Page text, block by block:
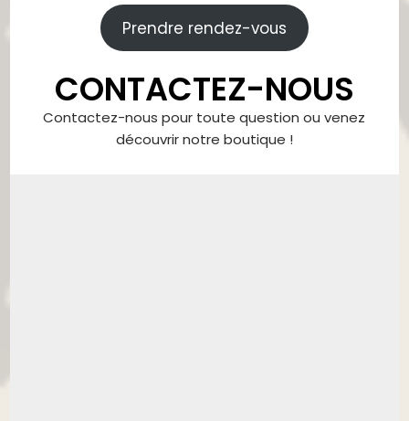
Prendre rendez-vous
CONTACTEZ-NOUS
Contactez-nous pour toute question ou venez
découvrir notre boutique !